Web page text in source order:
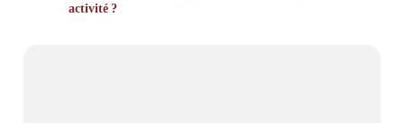
activité ?